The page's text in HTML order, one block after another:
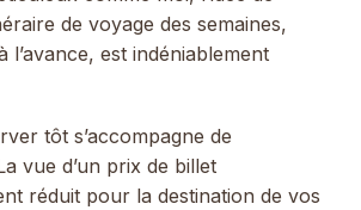
de voyage des semaines,
l’avance, est indéniablement
tôt s’accompagne de
vue d’un prix de billet
réduit pour la destination de vos